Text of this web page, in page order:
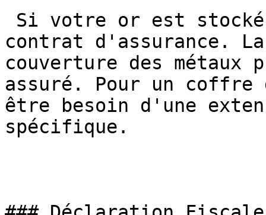
contrat d'assurance.
couverture des métaux
assuré. Pour un coffre
être besoin d'une
spécifique.